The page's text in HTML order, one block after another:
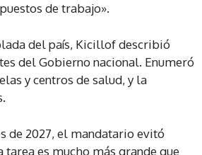
de trabajo».
del país, Kicillof describió
del Gobierno nacional. Enumeró
y centros de salud, y la
de 2027, el mandatario evitó
es mucho más grande que